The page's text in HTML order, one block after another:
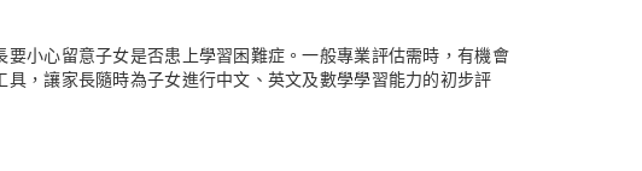
小心留意子女是否患上學習困難症。一般專業評估需時，有機會
，讓家長隨時為子女進行中文、英文及數學學習能力的初步評